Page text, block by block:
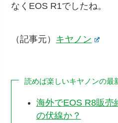
なくEOS R1でしたね。
（記事元） キヤノン
読めば楽しいキヤノンの最
海外でEOS R8販売
の伏線か？